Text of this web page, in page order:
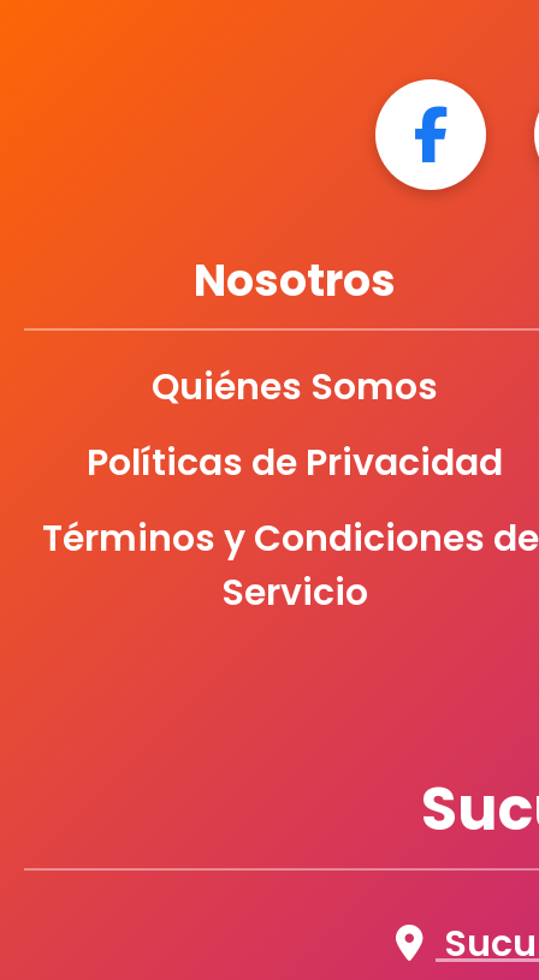
Nosotros
Quiénes Somos
Políticas de Privacidad
Términos y Condiciones
Servicio